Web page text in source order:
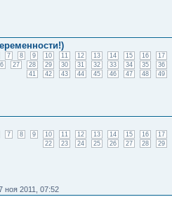
7 8 9 10 11 12 13 14 15 16
17
27 28 29 30 31 32 33 34 35
36
41
42 43 44 45 46 47 48 49
7 8 9 10 11 12 13 14 15 16
17
22
23 24 25 26 27 28 29
ноя 2011, 07:52